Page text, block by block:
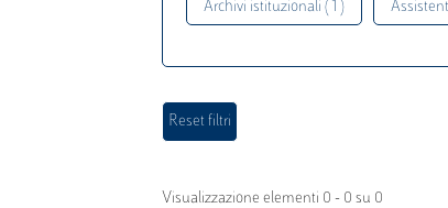
Archivi istituzionali ( 1 )
Visualizzazione elementi 0 - 0 su 0